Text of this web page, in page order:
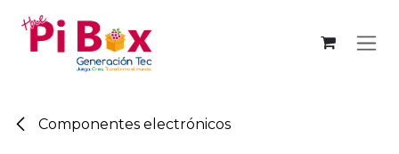
Componentes electrónicos